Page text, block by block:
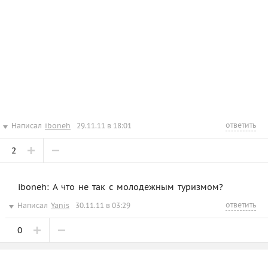
Написал iboneh 29.11.11 в 18:01 ответить
2
iboneh: А что не так с молодежным туризмом?
Написал Yanis 30.11.11 в 03:29 ответить
0